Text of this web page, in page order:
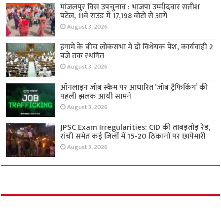
मांजलपुर विस उपचुनाव : भाजपा उम्मीदवार सतीश
पटेल, 11वें राउंड में 17,198 वोटों से आगे
August 3, 2026
हंगामे के बीच लोकसभा में दो विधेयक पेश, कार्यवाही 2
बजे तक स्थगित
August 3, 2026
ऑनलाइन जॉब स्कैम पर आधारित ‘जॉब ट्रैफिकिंग’ की
पहली झलक आयी सामने
August 3, 2026
JPSC Exam Irregularities: CID की ताबड़तोड़ रेड,
रांची समेत कई जिलों में 15-20 ठिकानों पर छापेमारी
August 3, 2026